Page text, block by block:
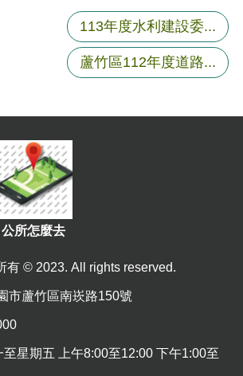
113年度水利建設委...
蘆竹區112年度道路...
公所怎麼去
有 © 2023. All rights reserved.
市蘆竹區南崁路150號
至星期五 上午8:00至12:00 下午1:00至